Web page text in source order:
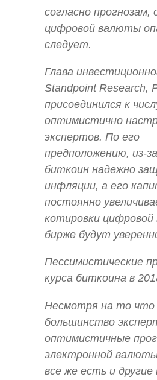
согласно прогнозам,
цифровой валюты
следует.
Глава
Standpoint Research,
присоединился к
оптимистично
экспертов. По его
предположению, из-
биткоин надежно
инфляции, а его
постоянно
котировки
бирже будут
Пессимистические
курса биткоина в
Несмотря на то что
большинство
оптимистичные
электронной валюты
все же есть и другие